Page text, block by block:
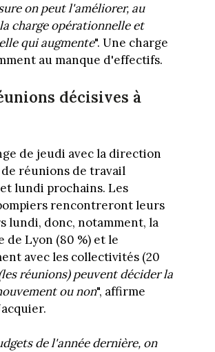
on peut l'améliorer, au
charge opérationnelle et
qui augmente". Une charge
au manque d'effectifs.
décisives à
de jeudi avec la direction
réunions de travail
lundi prochains. Les
rencontreront leurs
lundi, donc, notamment, la
de Lyon (80 %) et le
avec les collectivités (20
réunions) peuvent décider la
ou non", affirme
de l'année dernière, on